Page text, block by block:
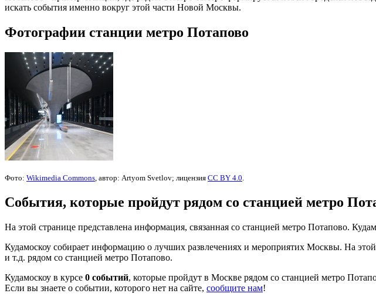
искать события именно вокруг этой части Новой Москвы.
Фотографии станции метро Потапово
Фото: Wikimedia Commons, автор: Artyom Svetlov; лицензия CC BY 4.0.
События, которые пройдут рядом со станцией метро
На этой странице представлена информация, связанная со станцией метро Потапово.
Кудамоскоу собирает информацию о лучших развлечениях и мероприятих Москвы. На
и т.д. рядом со станцией метро Потапово.
Кудамоскоу в курсе 0 событий, которые пройдут в Москве рядом со станцией метро
Если вы знаете о событии, которого нет на сайте, сообщите нам!